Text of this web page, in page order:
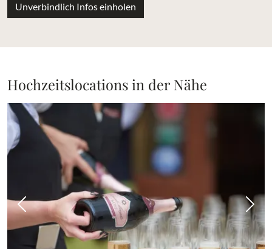
Unverbindlich Infos einholen
Hochzeitslocations in der Nähe
Vorheriges Bild